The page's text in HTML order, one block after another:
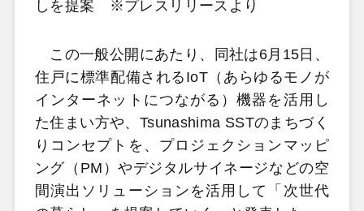
しを提案 ※プレスリリースより
この一般公開にあたり、同社は6月15日、
住戸に標準配備されるIoT（あらゆるモノが
インターネットにつながる）機器を活用し
た住まい方や、Tsunashima SSTのまちづく
りコンセプトを、プロジェクションマッピ
ング（PM）やデジタルサイネージなどの空
間演出ソリューションを活用して「次世代